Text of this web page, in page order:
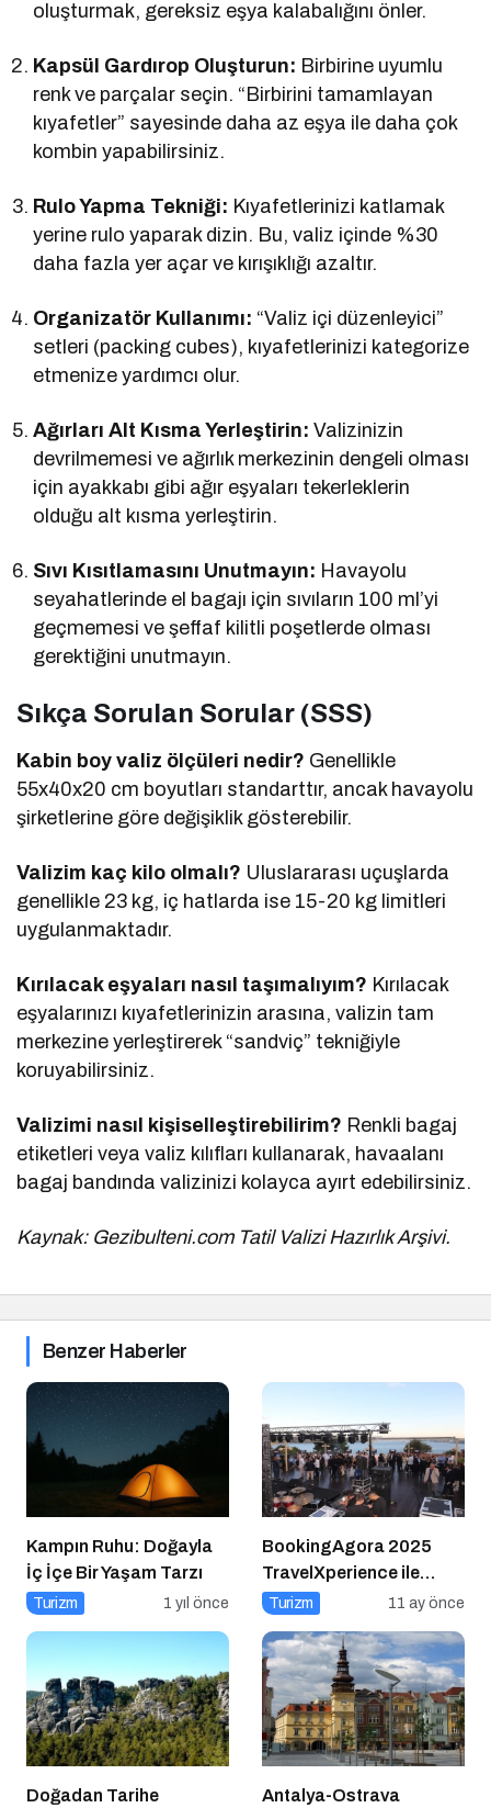
oluşturmak, gereksiz eşya kalabalığını önler.
Kapsül Gardırop Oluşturun: Birbirine uyumlu
renk ve parçalar seçin. “Birbirini tamamlayan
kıyafetler” sayesinde daha az eşya ile daha çok
kombin yapabilirsiniz.
Rulo Yapma Tekniği: Kıyafetlerinizi katlamak
yerine rulo yaparak dizin. Bu, valiz içinde %30
daha fazla yer açar ve kırışıklığı azaltır.
Organizatör Kullanımı: “Valiz içi düzenleyici”
setleri (packing cubes), kıyafetlerinizi kategorize
etmenize yardımcı olur.
Ağırları Alt Kısma Yerleştirin: Valizinizin
devrilmemesi ve ağırlık merkezinin dengeli olması
için ayakkabı gibi ağır eşyaları tekerleklerin
olduğu alt kısma yerleştirin.
Sıvı Kısıtlamasını Unutmayın: Havayolu
seyahatlerinde el bagajı için sıvıların 100 ml’yi
geçmemesi ve şeffaf kilitli poşetlerde olması
gerektiğini unutmayın.
Sıkça Sorulan Sorular (SSS)
Kabin boy valiz ölçüleri nedir? Genellikle
55x40x20 cm boyutları standarttır, ancak havayolu
şirketlerine göre değişiklik gösterebilir.
Valizim kaç kilo olmalı? Uluslararası uçuşlarda
genellikle 23 kg, iç hatlarda ise 15-20 kg limitleri
uygulanmaktadır.
Kırılacak eşyaları nasıl taşımalıyım? Kırılacak
eşyalarınızı kıyafetlerinizin arasına, valizin tam
merkezine yerleştirerek “sandviç” tekniğiyle
koruyabilirsiniz.
Valizimi nasıl kişiselleştirebilirim? Renkli bagaj
etiketleri veya valiz kılıfları kullanarak, havaalanı
bagaj bandında valizinizi kolayca ayırt edebilirsiniz.
Kaynak: Gezibulteni.com Tatil Valizi Hazırlık Arşivi.
Benzer Haberler
Kampın Ruhu: Doğayla
İç İçe Bir Yaşam Tarzı
Turizm 1 yıl önce
BookingAgora 2025
TravelXperience ile
seyahat sektörü Six
Mansions’da bir araya
geldi
Turizm 11 ay önce
Doğadan Tarihe
Antalya-Ostrava